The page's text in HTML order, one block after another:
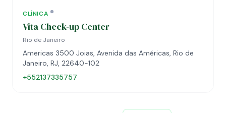
CLÍNICA
Vita Check-up Center
Rio de Janeiro
Americas 3500 Joias, Avenida das Américas, Rio de
Janeiro, RJ, 22640-102
+552137335757